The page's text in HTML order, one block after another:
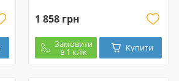
1 858 грн
Замовити
в 1 клік Купити